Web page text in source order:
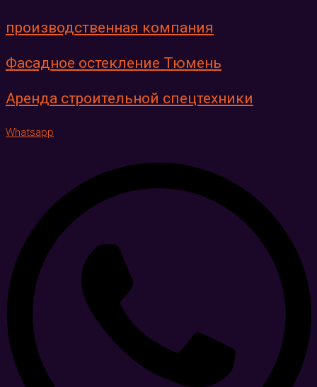
производственная компания
Фасадное остекление Тюмень
Аренда строительной спецтехники
Whatsapp